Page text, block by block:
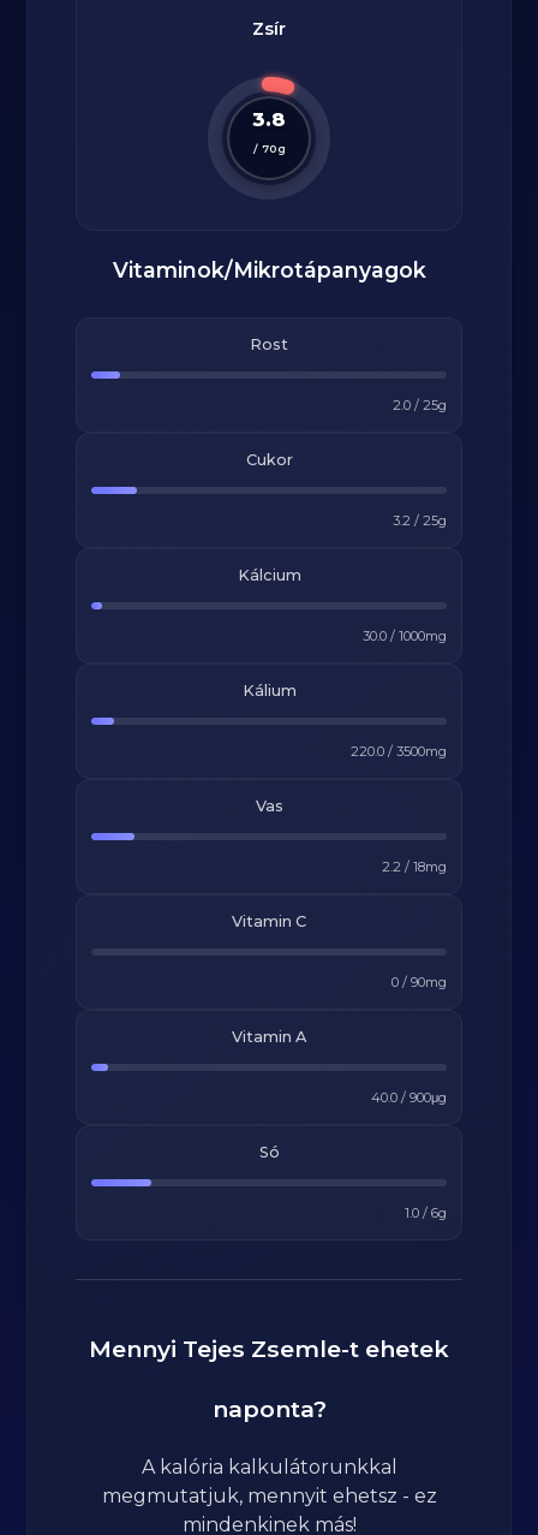
Zsír
3.8
/ 70g
Vitaminok/Mikrotápanyagok
Rost
2.0/ 25g
Cukor
3.2/ 25g
Kálcium
30.0/ 1000mg
Kálium
220.0/ 3500mg
Vas
2.2/ 18mg
Vitamin C
0/ 90mg
Vitamin A
40.0/ 900μg
Só
1.0/ 6g
Mennyi Tejes Zsemle-t ehetek
naponta?
A kalória kalkulátorunkkal
megmutatjuk, mennyit ehetsz - ez
mindenkinek más!